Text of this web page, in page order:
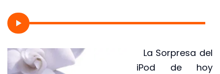
La Sorpresa del
iPod de hoy